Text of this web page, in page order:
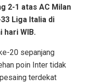
2-1 atas AC Milan
Liga Italia di
hari WIB.
20 sepanjang
poin Inter tidak
terdekat